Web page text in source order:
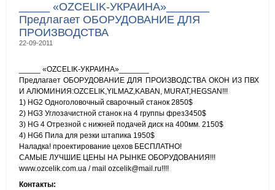
_____ «OZCELIK-УКРАИНА»_______
Предлагает ОБОРУДОВАНИЕ ДЛЯ
ПРОИЗВОДСТВА
22-09-2011
_____ «OZCELIK-УКРАИНА»_______
Предлагает ОБОРУДОВАНИЕ ДЛЯ ПРОИЗВОДСТВА ОКОН ИЗ ПВХ
И АЛЮМИНИЯ:OZCELIK,YILMAZ,KABAN, MURAT,HEGSAN!!!
1) HG2 Одноголовочный сварочный станок 2850$
2) HG3 Углозачистной станок на 4 группы фрез3450$
3) HG 4 Отрезной с нижней подачей диск на 400мм. 2150$
4) HG6 Пила для резки штапика 1950$
Наладка! проектирование цехов БЕСПЛАТНО!
САМЫЕ ЛУЧШИЕ ЦЕНЫ НА РЫНКЕ ОБОРУДОВАНИЯ!!!
www.ozcelik.com.ua / mail ozcelik@mail.ru!!!!
Контакты: